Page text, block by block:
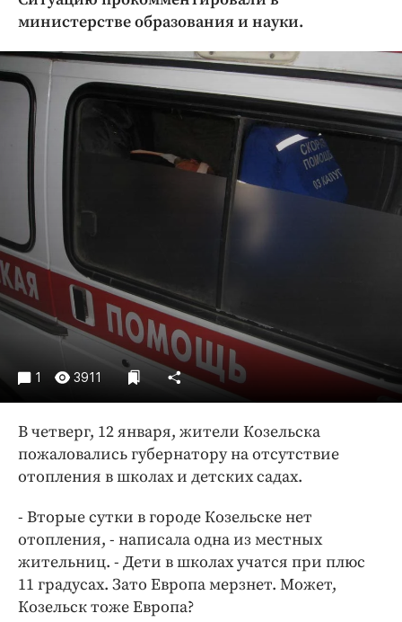
Криминал
Недвижимость и ЖКХ
Образование
Общество
Погода
Праздники
Спорт
Экономика и бизнес
ПРОЕКТЫ
Блоги
Издания
Медиаперсона
Интересное чтиво
Клиника года
Бренд года
Работодатель года
министерстве образования и науки.
1 3911
В четверг, 12 января, жители Козельска
пожаловались губернатору на отсутствие
отопления в школах и детских садах.
- Вторые сутки в городе Козельске нет
отопления, - написала одна из местных
жительниц. - Дети в школах учатся при плюс
11 градусах. Зато Европа мерзнет. Может,
Козельск тоже Европа?